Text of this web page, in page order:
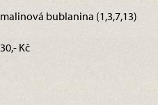
malinová bublanina (1,3,7,13)
30,- Kč